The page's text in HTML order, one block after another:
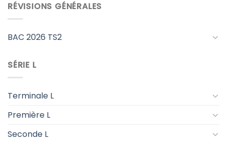
RÉVISIONS GÉNÉRALES
BAC 2026 TS2
SÉRIE L
Terminale L
Première L
Seconde L